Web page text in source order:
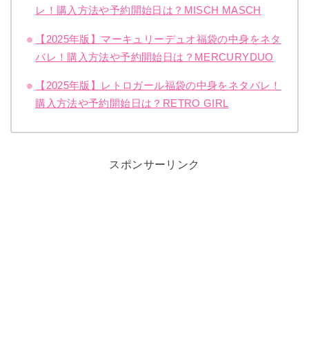
レ！購入方法や予約開始日は？MISCH MASCH
【2025年版】マーキュリーデュオ福袋の中身をネタ
バレ！購入方法や予約開始日は？MERCURYDUO
【2025年版】レトロガール福袋の中身をネタバレ！
購入方法や予約開始日は？RETRO GIRL
スポンサーリンク